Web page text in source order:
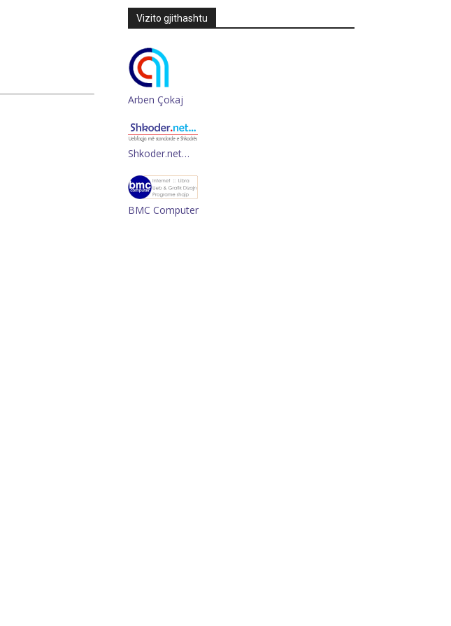
Vizito gjithashtu
Arben Çokaj
Shkoder.net…
BMC Computer